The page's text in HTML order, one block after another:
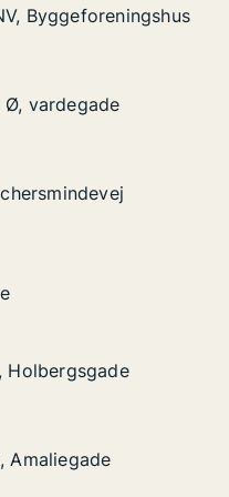
Byggeforeningshus
Byggeforeningshus
Ø, vardegade
Ø, vardegade
Holbergsgade
Holbergsgade
Amaliegade
Amaliegade